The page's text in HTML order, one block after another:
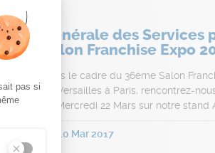
14
Générale des Services
Salon Franchise Expo
Dans le cadre du 36ème Salon
de Versailles à Paris, rencontrez-
au Mercredi 22 Mars sur notre stand
10 Mar 2017
: Personnalisez
pas si